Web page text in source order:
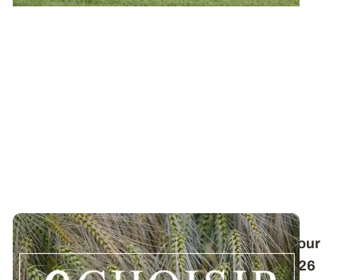
Conduite des orges d'hiver : des guides pour
réussir ses interventions au printemps 2026